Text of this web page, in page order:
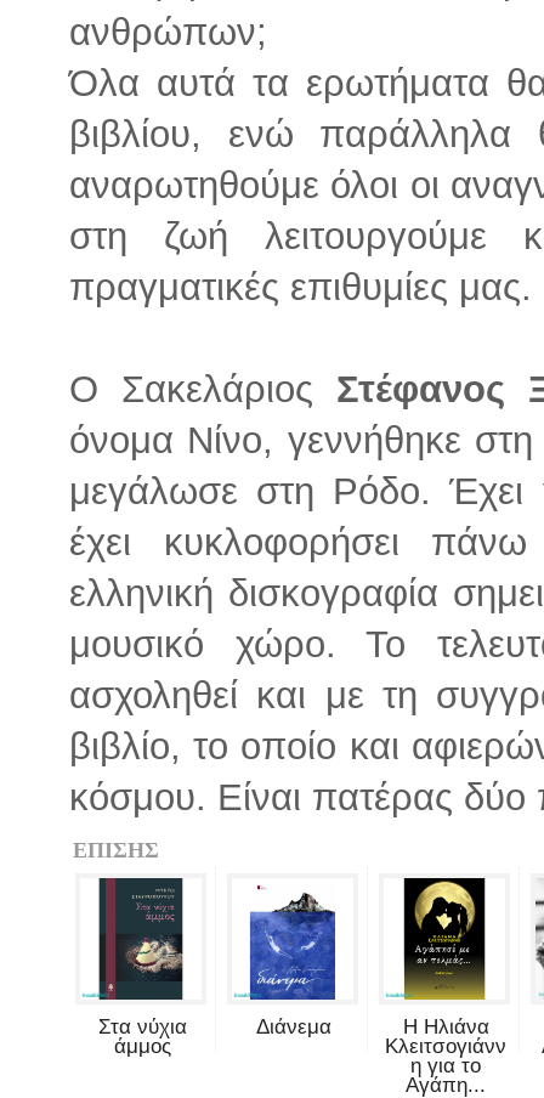
ανθρώπων;
Όλα αυτά τα ερωτήματα
βιβλίου, ενώ παράλληλα
αναρωτηθούμε όλοι οι
στη ζωή λειτουργούμε
πραγματικές επιθυμίες μας.
Ο Σακελάριος Στέφανος
όνομα Νίνο, γεννήθηκε
μεγάλωσε στη Ρόδο. Έχει
έχει κυκλοφορήσει
ελληνική δισκογραφία
μουσικό χώρο. Το
ασχοληθεί και με τη
βιβλίο, το οποίο και
κόσμου. Είναι πατέρας δύο
ΕΠΙΣΗΣ
Στα νύχια
άμμος
Διάνεμα
Η Ηλιάνα
Κλειτσογιάνν
η για το
Αγάπη...